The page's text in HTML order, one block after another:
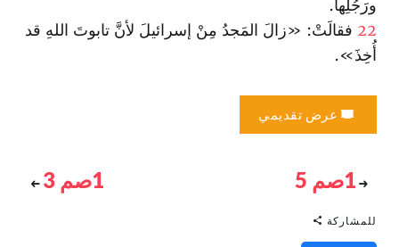
ورَجُلِها.
22 فقالَتْ: «زالَ المَجدُ مِنْ إسرائيلَ لأنَّ تابوتَ اللهِ قد
أُخِذَ».
عرض تقديمي
1صم 5 1صم 3
للمشاركة